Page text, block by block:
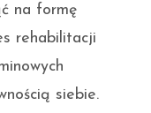
na formę
rehabilitacji
siebie.